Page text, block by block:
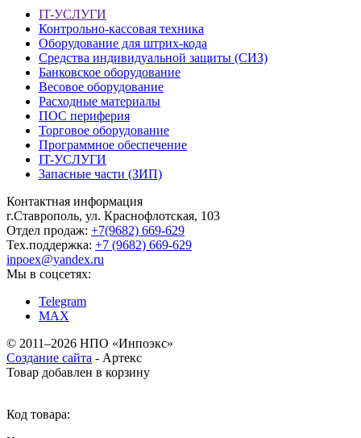
IT-УСЛУГИ
Контрольно-кассовая техника
Оборудование для штрих-кода
Средства индивидуальной защиты (СИЗ)
Банковское оборудование
Весовое оборудование
Расходные материалы
ПОС периферия
Торговое оборудование
Программное обеспечение
IT-УСЛУГИ
Запасные части (ЗИП)
Контактная информация
г.Ставрополь, ул. Краснофлотская, 103
Отдел продаж: +7(9682) 669-629
Тех.поддержка: +7 (9682) 669-629
inpoex@yandex.ru
Мы в соцсетях:
Telegram
MAX
© 2011–2026 НПО «Инпоэкс»
Создание сайта - Артекс
Товар добавлен в корзину
Код товара: